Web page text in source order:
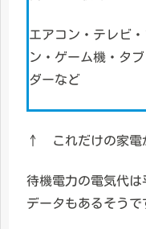
エアコン・テレビ
ン・ゲーム機・タ
ダーなど
↑ これだけの家電
待機電力の電気代
データもあるそうで